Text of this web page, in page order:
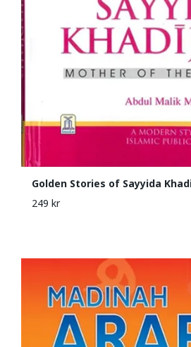
Golden Stories of Sayyida
249 kr